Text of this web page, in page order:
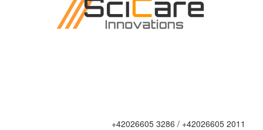
+42026605 3286 / +42026605 2011